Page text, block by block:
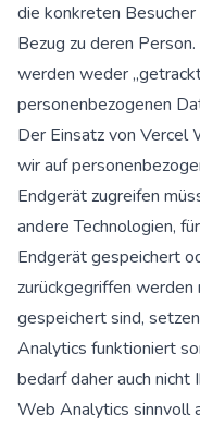
die konkreten
Bezug zu deren
werden weder
personenbezogenen
Der Einsatz von Vercel
wir auf
Endgerät zugreifen
andere Technologien,
Endgerät gespeichert
zurückgegriffen
gespeichert sind,
Analytics funktioniert
bedarf daher auch
Web Analytics sinnvoll